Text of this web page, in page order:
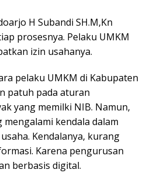
H Subandi SH.M,Kn
prosesnya. Pelaku UMKM
izin usahanya.
pelaku UMKM di Kabupaten
patuh pada aturan
yang memilki NIB. Namun,
kendala dalam
Kendalanya, kurang
Karena pengurusan
berbasis digital.